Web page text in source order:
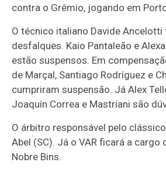
contra o Grêmio, jogando em
O técnico italiano Davide
desfalques. Kaio Pantaleão e
estão suspensos. Em
de Marçal, Santiago Rodríguez e
cumpriram suspensão. Já Alex
Joaquín Correa e Mastriani são
O árbitro responsável pelo
Abel (SC). Já o VAR ficará a cargo
Nobre Bins.